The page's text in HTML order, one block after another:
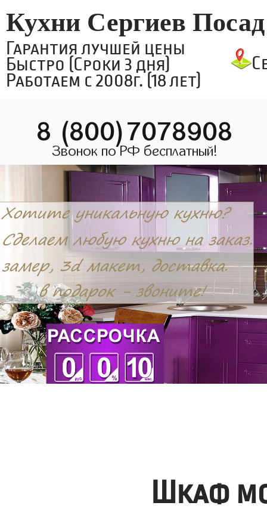
Кухни Сергиев Посад
Гарантия лучшей цены
Быстро (Сроки 3 дня)
Работаем с 2008г. (18 лет)
8 (800)7078908
Звонок по РФ бесплатный!
Шкаф